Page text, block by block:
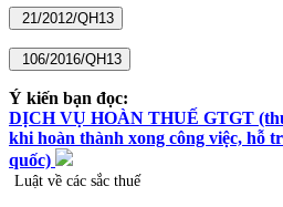
Ý kiến bạn đọc:
DỊCH VỤ HOÀN THUẾ GTGT
khi hoàn thành xong công việc, hỗ
quốc)
Luật về các sắc thuế